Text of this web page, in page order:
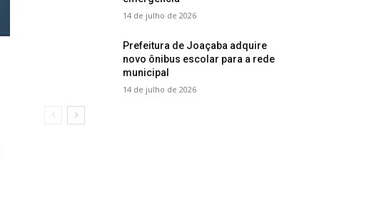
14 de julho de 2026
Prefeitura de Joaçaba adquire
novo ônibus escolar para a rede
municipal
14 de julho de 2026